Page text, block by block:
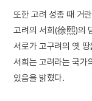
또한 고려 성종 때 거
고려의 서희(徐熙)의
서로가 고구려의 옛
서희는 고려라는 국가
있음을 밝혔다.